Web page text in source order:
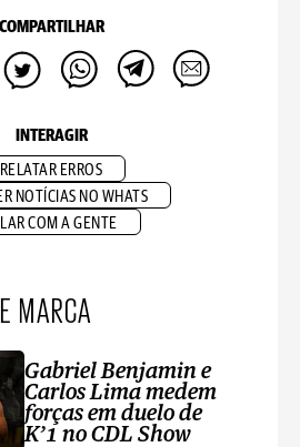
COMPARTILHAR
INTERAGIR
RELATAR ERROS
NOTÍCIAS NO WHATS
COM A GENTE
MARCA
Gabriel Benjamin e
Carlos Lima medem
forças em duelo de
K’1 no CDL Show